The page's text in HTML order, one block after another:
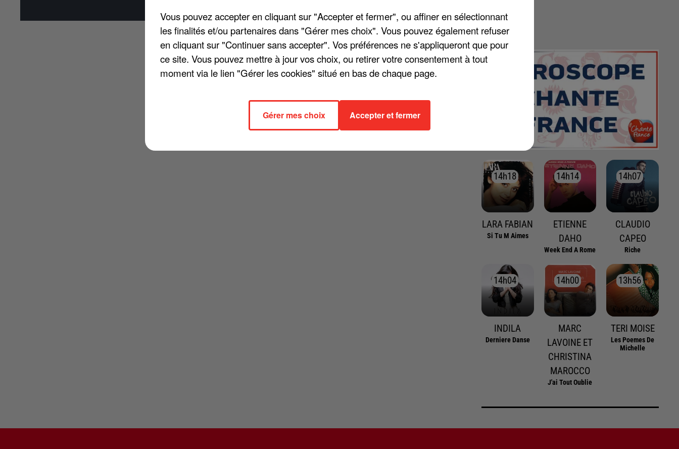
14h18
14h18
LARA FABIAN
Si Tu M Aimes
14h14
14h14
ETIENNE
DAHO
Week End A Rome
14h07
14h07
CLAUDIO
CAPEO
Riche
14h04
14h04
INDILA
Derniere Danse
14h00
14h00
MARC
LAVOINE ET
CHRISTINA
MAROCCO
J'ai Tout Oublie
13h56
13h56
TERI MOISE
Les Poemes De
Michelle
Vous pouvez accepter en cliquant sur "Accepter et fermer", ou affiner en sélectionnant
les finalités et/ou partenaires dans "Gérer mes choix". Vous pouvez également refuser
en cliquant sur "Continuer sans accepter". Vos préférences ne s'appliqueront que pour
ce site. Vous pouvez mettre à jour vos choix, ou retirer votre consentement à tout
moment via le lien "Gérer les cookies" situé en bas de chaque page.
Gérer mes choix Accepter et fermer